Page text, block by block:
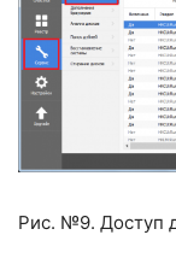
Рис. №9. Доступ